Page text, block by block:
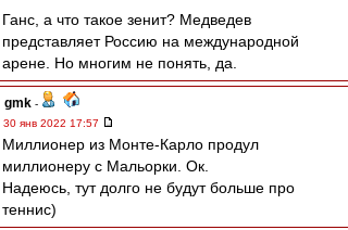
Ганс, а что такое зенит? Медведев
представляет Россию на международной
арене. Но многим не понять, да.
gmk -
30 янв 2022 17:57
Миллионер из Монте-Карло продул
миллионеру с Мальорки. Ок.
Надеюсь, тут долго не будут больше про
теннис)